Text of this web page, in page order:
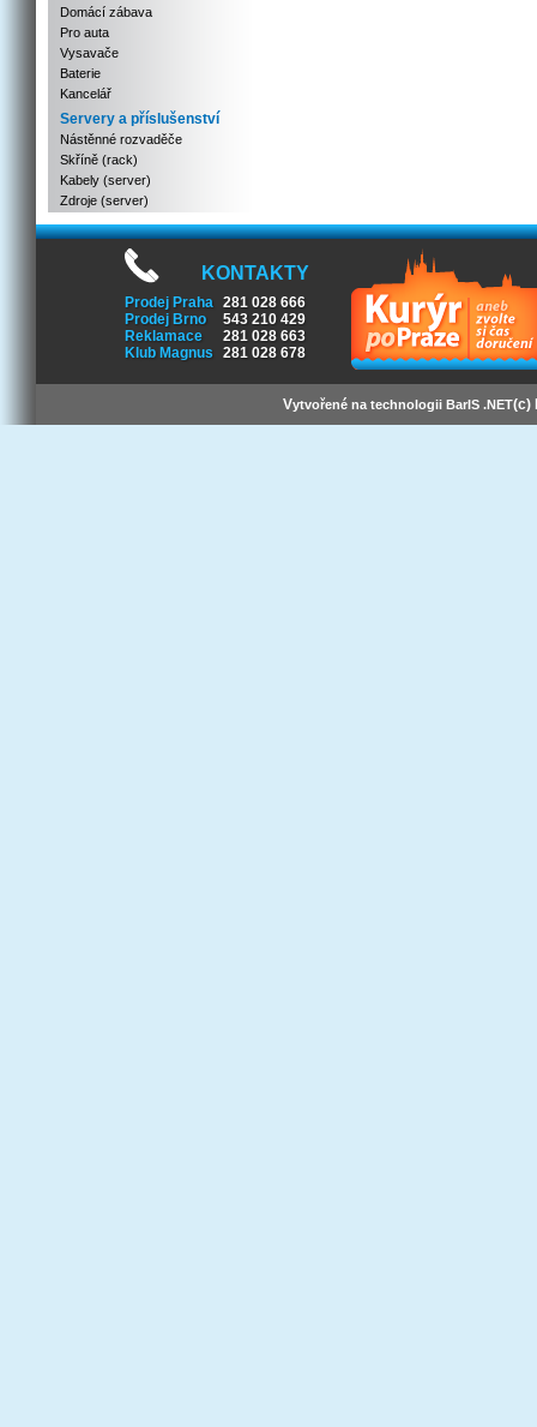
Domácí zábava
Pro auta
Vysavače
Baterie
Kancelář
Servery a příslušenství
Nástěnné rozvaděče
Skříně (rack)
Kabely (server)
Zdroje (server)
KONTAKTY
Prodej Praha 281 028 666
Prodej Brno
543 210 429
Reklamace
281 028 663
Klub Magnus
281 028 678
Vytvořené na technologii BarIS .NET(c)